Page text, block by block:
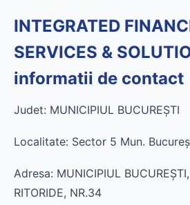
INTEGRATED
SERVICES &
informatii de contact
Judet: MUNICIPIUL BUCUREŞTI
Localitate: Sector 5 Mun.
Adresa: MUNICIPIUL
RITORIDE, NR.34